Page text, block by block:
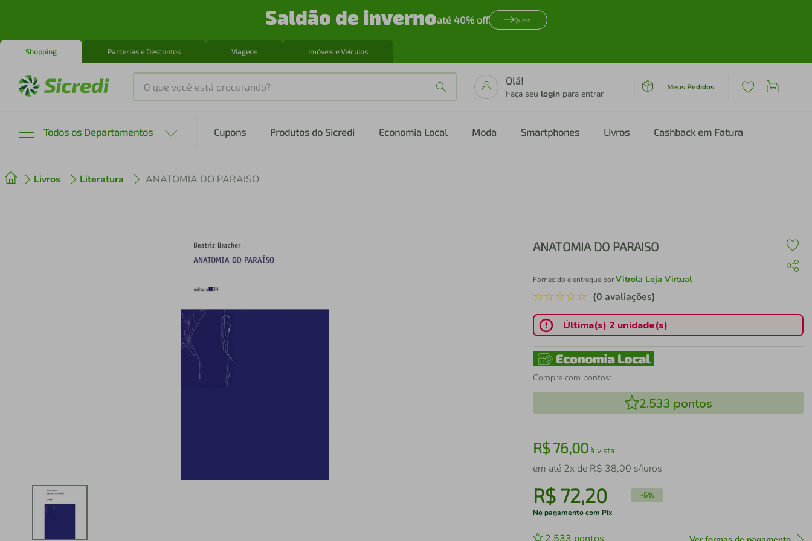
Saldão de invernoaté 40% off Quero
Shopping Parcerias e Descontos Viagens Imóveis e Veículos
O que você está procurando?
Olá!
Faça seu login para entrar
Meus Pedidos
Todos os Departamentos Cupons Produtos do Sicredi Economia Local Moda Smartphones Livros Cashback em Fatura
Livros Literatura ANATOMIA DO PARAISO
ANATOMIA DO PARAISO
Fornecido e entregue porVitrola Loja Virtual
☆☆☆☆☆ (0 avaliações)
Última(s) 2 unidade(s)
Compre com pontos:
2.533 pontos
R$76,00à vista
em até 2x de R$ 38,00 s/juros
R$ 72,20 -5%
No pagamento com Pix
2 cafeteira